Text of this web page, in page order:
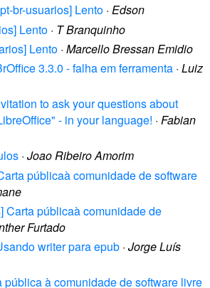
br-usuarios] Lento · Edson
Lento · T Branquinho
Lento · Marcello Bressan Emidio
3.3.0 - falha em ferramenta · Luiz
to ask your questions about
- in your language! · Fabian
· Joao Ribeiro Amorim
públicaà comunidade de software
Carta públicaà comunidade de
Furtado
writer para epub · Jorge Luís
pública à comunidade de software livre